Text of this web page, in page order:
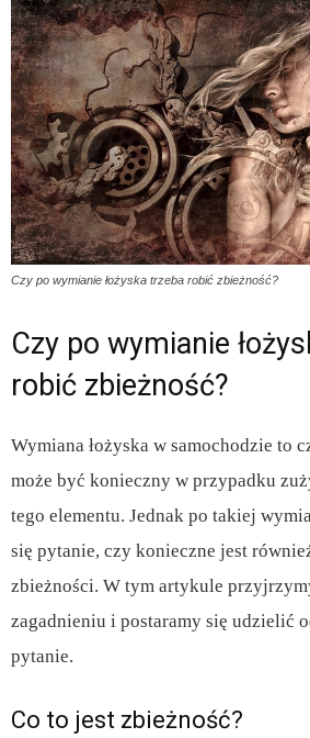
Czy po wymianie łożyska trzeba robić zbieżność?
Czy po wymianie
robić zbieżność?
Wymiana łożyska w samochodzie to
może być konieczny w przypadku
tego elementu. Jednak po takiej
się pytanie, czy konieczne jest
zbieżności. W tym artykule
zagadnieniu i postaramy się udzielić
pytanie.
Co to jest zbieżność?